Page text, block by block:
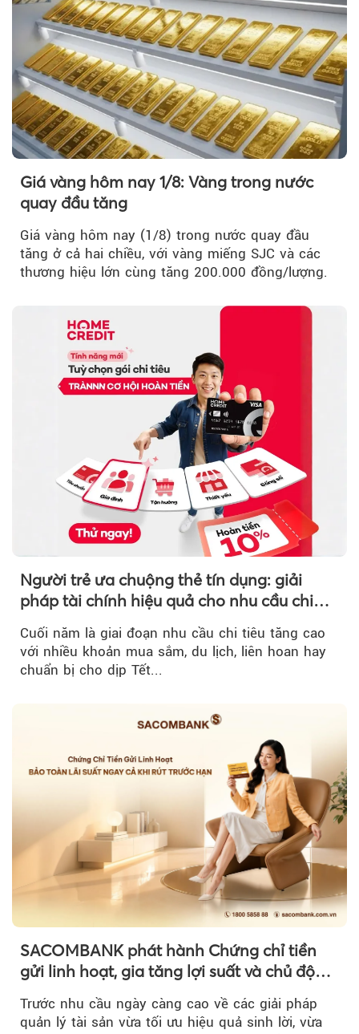
Giá vàng hôm nay 1/8: Vàng trong nước
quay đầu tăng
Giá vàng hôm nay (1/8) trong nước quay đầu
tăng ở cả hai chiều, với vàng miếng SJC và các
thương hiệu lớn cùng tăng 200.000 đồng/lượng.
Người trẻ ưa chuộng thẻ tín dụng: giải
pháp tài chính hiệu quả cho nhu cầu chi
tiêu cuối năm
Cuối năm là giai đoạn nhu cầu chi tiêu tăng cao
với nhiều khoản mua sắm, du lịch, liên hoan hay
chuẩn bị cho dịp Tết...
SACOMBANK phát hành Chứng chỉ tiền
gửi linh hoạt, gia tăng lợi suất và chủ động
nguồn vốn cho khách hàng
Trước nhu cầu ngày càng cao về các giải pháp
quản lý tài sản vừa tối ưu hiệu quả sinh lời, vừa